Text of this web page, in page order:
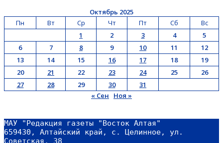
Октябрь 2025
Пн
Вт Ср Чт Пт Сб
Вс
1
2 3 4
5
6
7 8 9 10 11
12
13
14 15 16 17 18
19
20
21 22 23 24 25
26
27
28 29 30
31
« Сен
Ноя »
МАУ "Редакция газеты "Восток Алтая"
659430, Алтайский край, с. Целинное, ул.
Советская, 38